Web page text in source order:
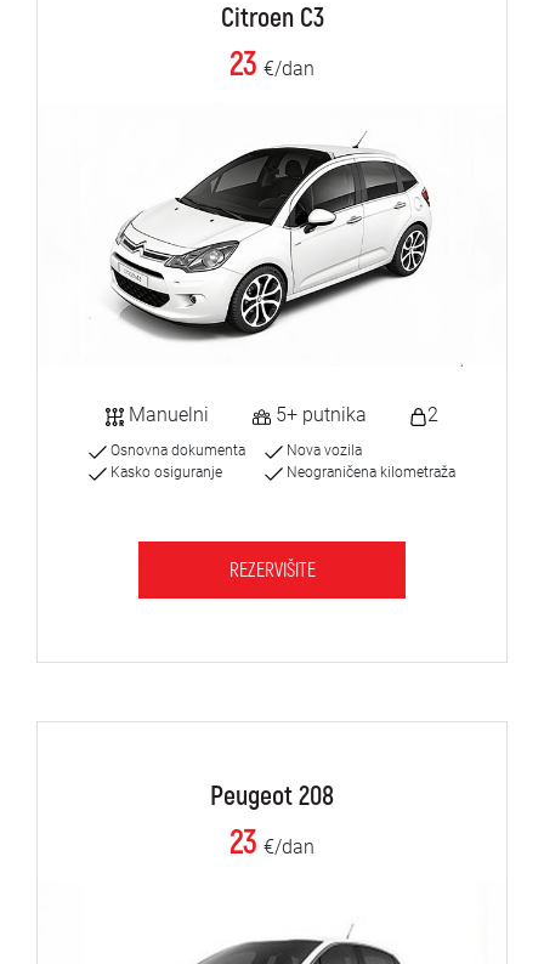
Citroen C3
23 €/dan
Manuelni 5+ putnika 2
Osnovna dokumenta
Kasko osiguranje
Nova vozila
Neograničena kilometraža
REZERVIŠITE
Peugeot 208
23 €/dan